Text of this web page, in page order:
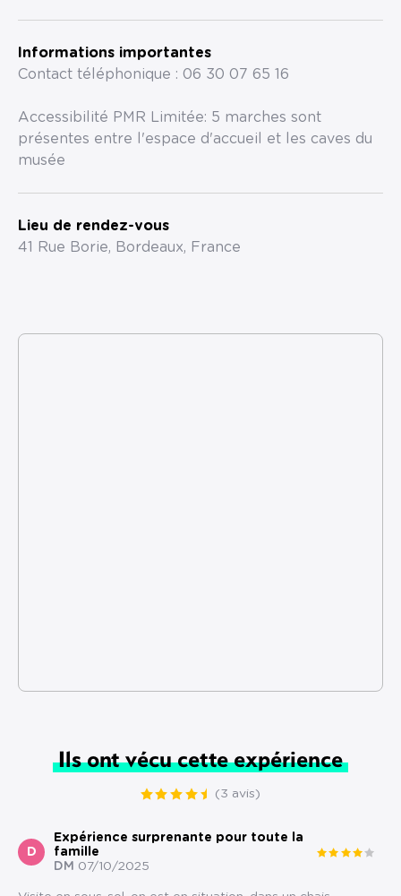
Informations importantes
Contact téléphonique : 06 30 07 65 16
Accessibilité PMR Limitée: 5 marches sont
présentes entre l'espace d'accueil et les caves du
musée
Lieu de rendez-vous
41 Rue Borie, Bordeaux, France
Ils ont vécu cette expérience
(3 avis)
D
Expérience surprenante pour toute la
famille
DM 07/10/2025